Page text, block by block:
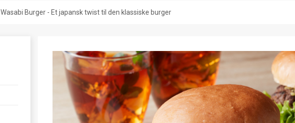
Wasabi Burger - Et japansk twist til den klassiske burger